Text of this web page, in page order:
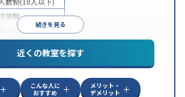
続きを見る
受験
業の振替可能
近くの教室を探す
こんな人に
おすすめ
メリット・
デメリット